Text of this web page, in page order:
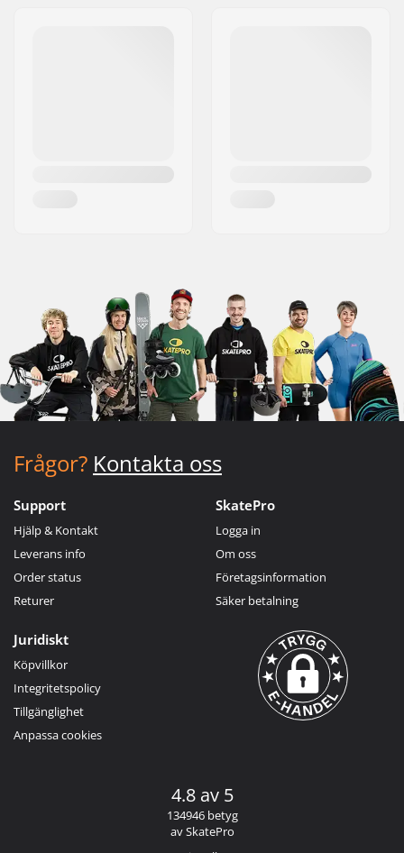
Frågor? Kontakta oss
Support
Hjälp & Kontakt
Leverans info
Order status
Returer
SkatePro
Logga in
Om oss
Företagsinformation
Säker betalning
Juridiskt
Köpvillkor
Integritetspolicy
Tillgänglighet
Anpassa cookies
4.8 av 5
134946 betyg
av SkatePro